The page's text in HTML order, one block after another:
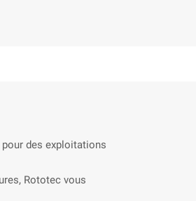
des exploitations
Rototec vous